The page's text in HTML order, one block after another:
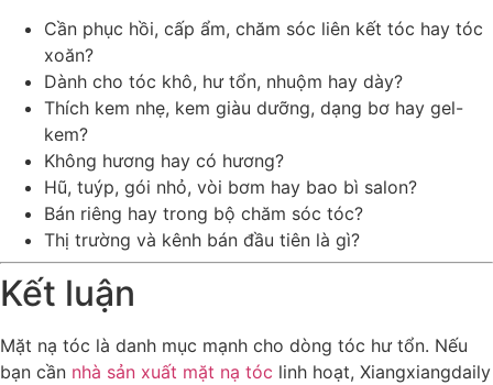
Cần phục hồi, cấp ẩm, chăm sóc liên kết tóc hay tóc
xoăn?
Dành cho tóc khô, hư tổn, nhuộm hay dày?
Thích kem nhẹ, kem giàu dưỡng, dạng bơ hay gel-
kem?
Không hương hay có hương?
Hũ, tuýp, gói nhỏ, vòi bơm hay bao bì salon?
Bán riêng hay trong bộ chăm sóc tóc?
Thị trường và kênh bán đầu tiên là gì?
Kết luận
Mặt nạ tóc là danh mục mạnh cho dòng tóc hư tổn. Nếu
bạn cần nhà sản xuất mặt nạ tóc linh hoạt, Xiangxiangdaily